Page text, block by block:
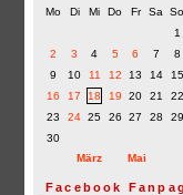
Mo
Di Mi Do Fr Sa
So
1
2
3 4 5 6 7
8
9
10 11 12 13 14
15
16
17 18 19 20 21
22
23
24 25 26 27 28
29
30
März
Mai
Facebook